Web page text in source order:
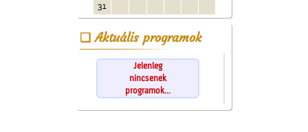
31
Aktuális programok
Jelenleg
nincsenek
programok...